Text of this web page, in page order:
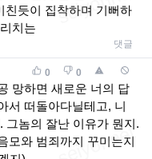
친듯이 집착하며 기뻐하
치는
댓글
0 0
망하면 새로운 너의 답
서 떠돌아다닐테고, 니
그놈의 잘난 이유가 뭔지.
모와 범죄까지 꾸미는지